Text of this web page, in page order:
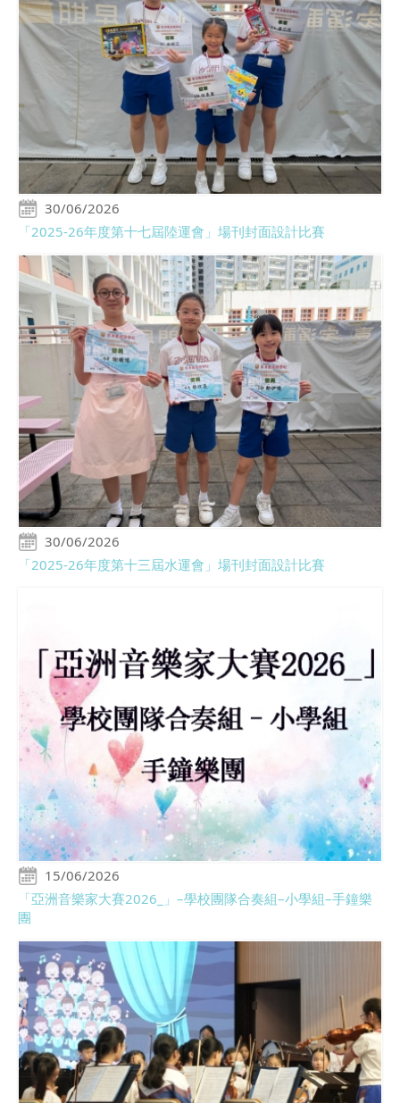
30/06/2026
「2025-26年度第十七屆陸運會」場刊封面設計比賽
30/06/2026
「2025-26年度第十三屆水運會」場刊封面設計比賽
15/06/2026
「亞洲音樂家大賽2026_」–學校團隊合奏組–小學組–手鐘樂
團